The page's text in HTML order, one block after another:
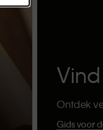
Ontdek
Gids voor